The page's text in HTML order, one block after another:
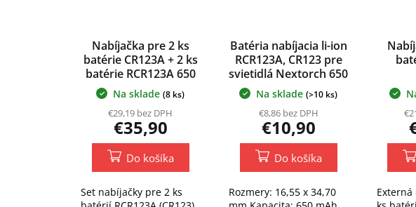
Nabíjačka pre 2 ks
batérie CR123A + 2 ks
batérie RCR123A 650
mAh 3.0V
Na sklade (8 ks)
€29,19 bez DPH
€35,90
Do košíka
Set nabíjačky pre 2 ks
Batéria nabíjacia li-ion
RCR123A, CR123 pre
svietidlá Nextorch 650
mAh 3.0V
Na sklade (>10 ks)
€8,86 bez DPH
€10,90
Do košíka
Rozmery: 16,55 x 34,70